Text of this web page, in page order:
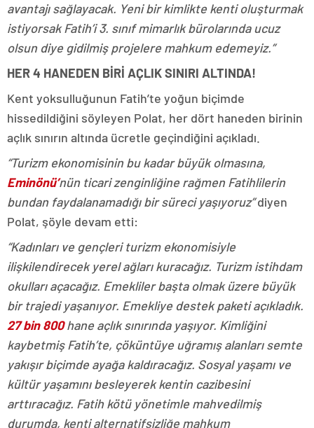
avantajı sağlayacak. Yeni bir kimlikte kenti oluşturmak
istiyorsakFatih’i3. sınıf mimarlık bürolarında ucuz
olsun diye gidilmiş projelere mahkum edemeyiz.”
HER 4 HANEDEN BİRİ AÇLIK SINIRI ALTINDA!
Kent yoksulluğunun Fatih’te yoğun biçimde
hissedildiğini söyleyen Polat, her dört haneden birinin
açlık sınırın altında ücretle geçindiğini açıkladı.
“Turizm ekonomisinin bu kadar büyük olmasına,
Eminönü’nün ticari zenginliğine rağmen Fatihlilerin
bundan faydalanamadığı bir süreci yaşıyoruz”diyen
Polat, şöyle devam etti:
“Kadınları ve gençleri turizm ekonomisiyle
ilişkilendirecek yerel ağları kuracağız. Turizm istihdam
okulları açacağız. Emekliler başta olmak üzere büyük
bir trajedi yaşanıyor. Emekliye destek paketi açıkladık.
27 bin 800hane açlık sınırında yaşıyor. Kimliğini
kaybetmiş Fatih’te, çöküntüye uğramış alanları semte
yakışır biçimde ayağa kaldıracağız. Sosyal yaşamı ve
kültür yaşamını besleyerek kentin cazibesini
arttıracağız. Fatih kötü yönetimle mahvedilmiş
durumda, kenti alternatifsizliğe mahkum